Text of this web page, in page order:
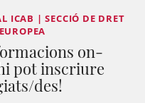
ICAB | SECCIÓ DE DRET
on-
pot inscriure
des!